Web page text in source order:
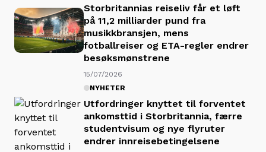
Storbritannias reiseliv får et løft
på 11,2 milliarder pund fra
musikkbransjen, mens
fotballreiser og ETA-regler endrer
besøksmønstrene
15/07/2026
NYHETER
Utfordringer knyttet til forventet
ankomsttid i Storbritannia, færre
studentvisum og nye flyruter
endrer innreisebetingelsene